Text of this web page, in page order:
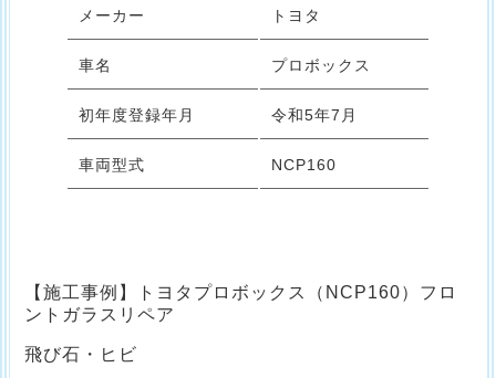
メーカー トヨタ
車名 プロボックス
初年度登録年月 令和5年7月
車両型式 NCP160
【施工事例】トヨタプロボックス（NCP160）フロ
ントガラスリペア
飛び石・ヒビ